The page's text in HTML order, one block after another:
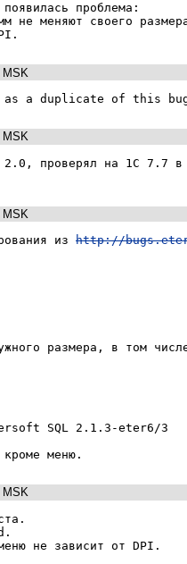
проблема:
не меняют своего
MSK
as a duplicate of this
MSK
2.0, проверял на 1С 7.7 в
MSK
из http://
размера, в том
SQL 2.1.3-eter6/3
кроме меню.
MSK
не зависит от DPI.